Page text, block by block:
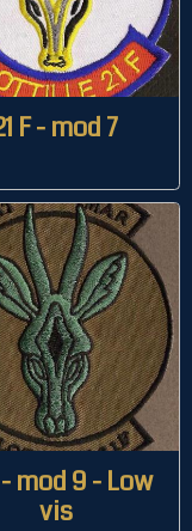
F - mod 7
- mod 9 - Low
vis